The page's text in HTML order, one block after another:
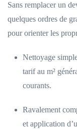
Sans remplacer un
quelques ordres de
pour orienter les
Nettoyage
tarif au m²
courants.
Ravalement
et application